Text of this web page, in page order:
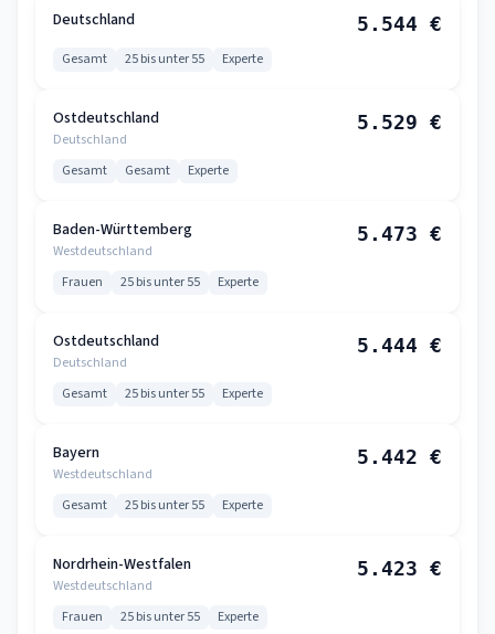
Deutschland 5.544 €
Gesamt 25 bis unter 55 Experte
Ostdeutschland
Deutschland
5.529 €
Gesamt Gesamt Experte
Baden-Württemberg
Westdeutschland
5.473 €
Frauen 25 bis unter 55 Experte
Ostdeutschland
Deutschland
5.444 €
Gesamt 25 bis unter 55 Experte
Bayern
Westdeutschland
5.442 €
Gesamt 25 bis unter 55 Experte
Nordrhein-Westfalen
Westdeutschland
5.423 €
Frauen 25 bis unter 55 Experte